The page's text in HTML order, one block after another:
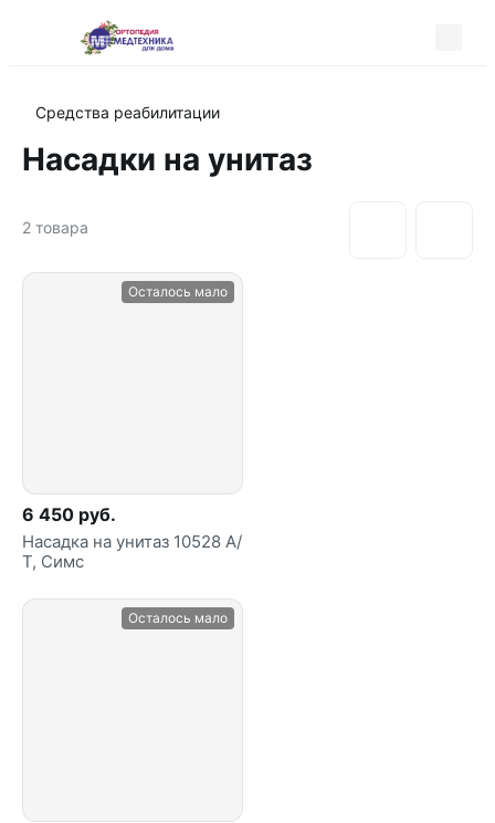
Средства реабилитации
Насадки на унитаз
2 товара
Осталось мало
6 450 руб.
Насадка на унитаз 10528 А/
Т, Симс
Осталось мало